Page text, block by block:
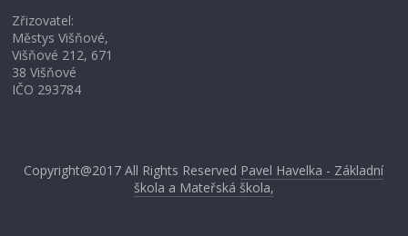
Zřizovatel:
Městys Višňové,
Višňové 212, 671
38 Višňové
IČO 293784
Copyright@2017All Rights Reserved Pavel Havelka - Základní
škola a Mateřská škola,